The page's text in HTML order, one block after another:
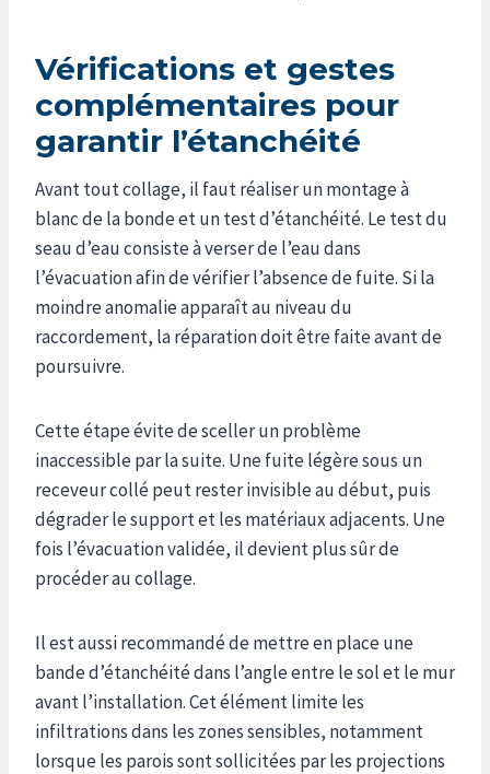
Vérifications et gestes
complémentaires pour
garantir l’étanchéité
Avant tout collage, il faut réaliser un montage à
blanc de la bonde et un test d’étanchéité. Le test du
seau d’eau consiste à verser de l’eau dans
l’évacuation afin de vérifier l’absence de fuite. Si la
moindre anomalie apparaît au niveau du
raccordement, la réparation doit être faite avant de
poursuivre.
Cette étape évite de sceller un problème
inaccessible par la suite. Une fuite légère sous un
receveur collé peut rester invisible au début, puis
dégrader le support et les matériaux adjacents. Une
fois l’évacuation validée, il devient plus sûr de
procéder au collage.
Il est aussi recommandé de mettre en place une
bande d’étanchéité dans l’angle entre le sol et le mur
avant l’installation. Cet élément limite les
infiltrations dans les zones sensibles, notamment
lorsque les parois sont sollicitées par les projections